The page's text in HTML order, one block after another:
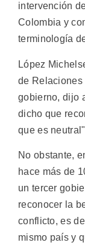
intervención
Colombia y
terminología
López
de Relaciones
gobierno, dijo
dicho que
que es
No obstante,
hace más de
un tercer
reconocer la
conflicto, es
mismo país y